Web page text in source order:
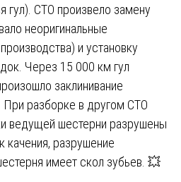
гул). СТО произвело замену
неоригинальные
и установку
Через 15 000 км гул
заклинивание
При разборке в другом СТО
ведущей шестерни разрушены
разрушение
имеет скол зубьев. 💥